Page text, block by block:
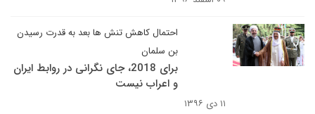
احتمال کاهش تنش ها بعد به قدرت رسیدن
بن سلمان
برای 2018، جای نگرانی در روابط ایران
و اعراب نیست
۱۱ دی ۱۳۹۶